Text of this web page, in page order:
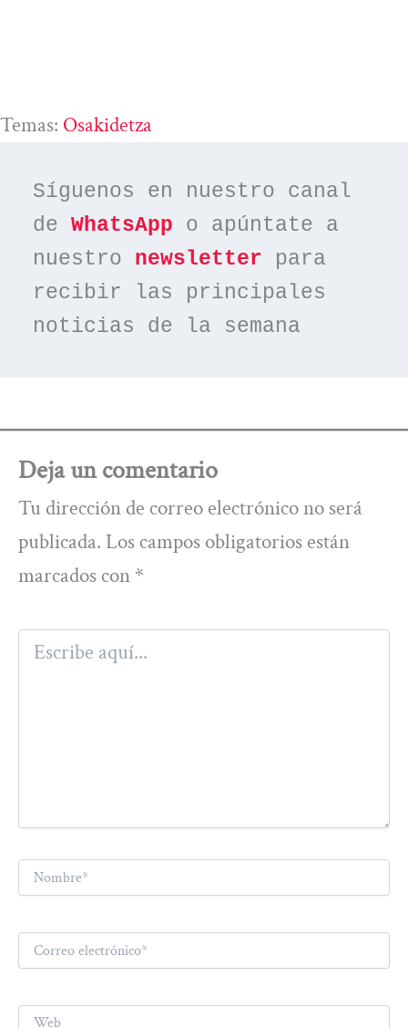
Temas: Osakidetza
Síguenos en nuestro canal
de WhatsApp o apúntate a
nuestro newsletter para
recibir las principales
noticias de la semana
Deja un comentario
Tu dirección de correo electrónico no será
publicada. Los campos obligatorios están
marcados con *
Escribe
aquí...
Nombre*
Correo
electrónico*
Web